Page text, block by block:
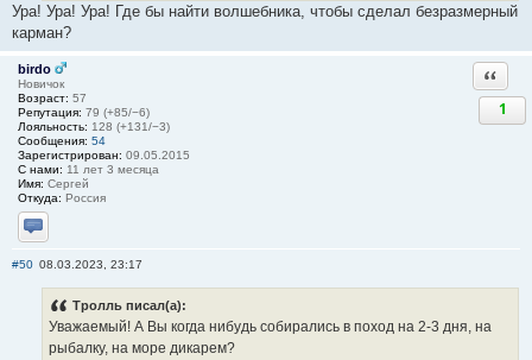
Ура! Ура! Ура! Где бы найти волшебника, чтобы сделал безразмерный
карман?
birdo
Новичок
Возраст: 57
Репутация: 79 (+85/−6)
Лояльность: 128 (+131/−3)
Сообщения: 54
Зарегистрирован: 09.05.2015
С нами: 11 лет 3 месяца
Имя: Сергей
Откуда: Россия
Отправить личное сообщение
1
#50 08.03.2023, 23:17
Тролль писал(а):
Уважаемый! А Вы когда нибудь собирались в поход на 2-3 дня, на
рыбалку, на море дикарем?